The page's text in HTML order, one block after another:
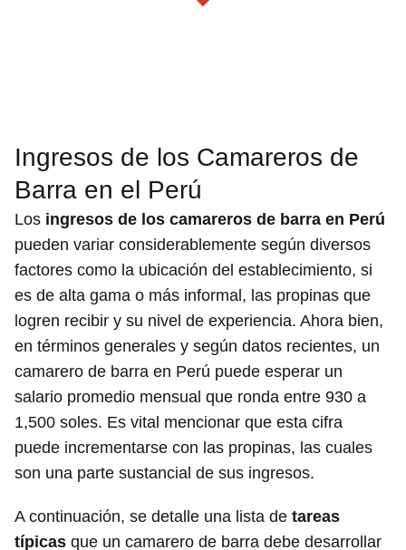
Ingresos de los Camareros de
Barra en el Perú
Los ingresos de los camareros de barra en Perú
pueden variar considerablemente según diversos
factores como la ubicación del establecimiento, si
es de alta gama o más informal, las propinas que
logren recibir y su nivel de experiencia. Ahora bien,
en términos generales y según datos recientes, un
camarero de barra en Perú puede esperar un
salario promedio mensual que ronda entre 930 a
1,500 soles. Es vital mencionar que esta cifra
puede incrementarse con las propinas, las cuales
son una parte sustancial de sus ingresos.
A continuación, se detalle una lista de tareas
típicas que un camarero de barra debe desarrollar